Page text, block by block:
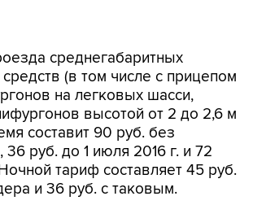
на легковых шасси,
высотой от 2 до 2,6 м
составит 90 руб. без
36 руб. до 1 июля 2016 г. и 72
тариф составляет 45 руб.
и 36 руб. с таковым.
автомобили, автобусы и